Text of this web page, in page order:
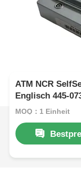
ATM NCR
Englisch 445-
MOQ：1 Einheit